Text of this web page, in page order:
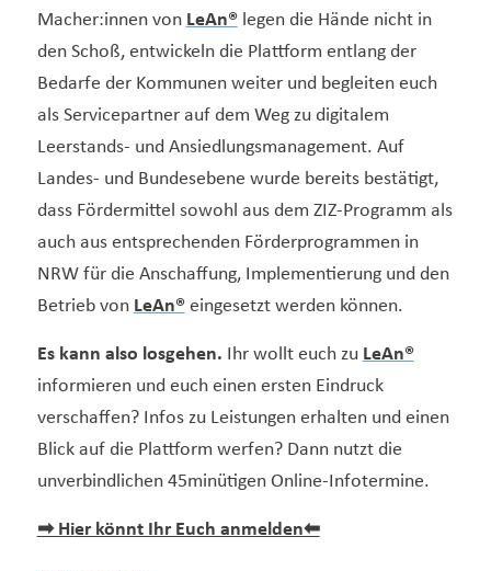
Macher:innen von LeAn®legen die Hände nicht in
den Schoß, entwickeln die Plattform entlang der
Bedarfe der Kommunen weiter und begleiten euch
als Servicepartner auf dem Weg zu digitalem
Leerstands- und Ansiedlungsmanagement. Auf
Landes- und Bundesebene wurde bereits bestätigt,
dass Fördermittel sowohl aus dem ZIZ-Programm als
auch aus entsprechenden Förderprogrammen in
NRW für die Anschaffung, Implementierung und den
Betrieb von LeAn®eingesetzt werden können.
Es kann also losgehen. Ihr wollt euch zu LeAn®
informieren und euch einen ersten Eindruck
verschaffen? Infos zu Leistungen erhalten und einen
Blick auf die Plattform werfen? Dann nutzt die
unverbindlichen 45minütigen Online-Infotermine.
➡ Hier könnt Ihr Euch anmelden⬅